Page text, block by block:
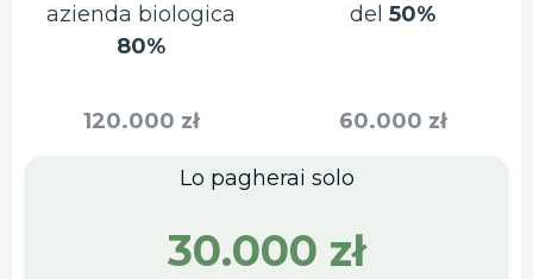
azienda biologica
80%
del 50%
120.000 zł 60.000 zł
Lo pagherai solo
30.000 zł